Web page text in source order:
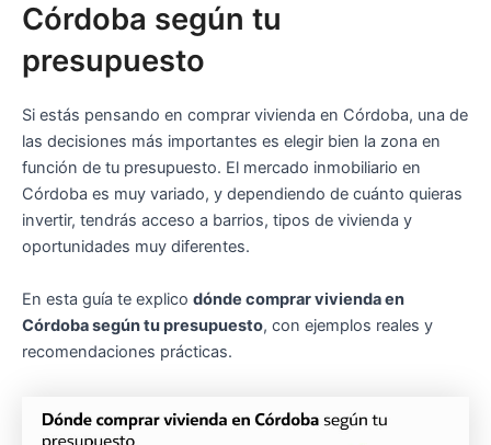
Córdoba según tu
presupuesto
Si estás pensando en comprar vivienda en Córdoba, una de
las decisiones más importantes es elegir bien la zona en
función de tu presupuesto. El mercado inmobiliario en
Córdoba es muy variado, y dependiendo de cuánto quieras
invertir, tendrás acceso a barrios, tipos de vivienda y
oportunidades muy diferentes.
En esta guía te explico dónde comprar vivienda en
Córdoba según tu presupuesto, con ejemplos reales y
recomendaciones prácticas.